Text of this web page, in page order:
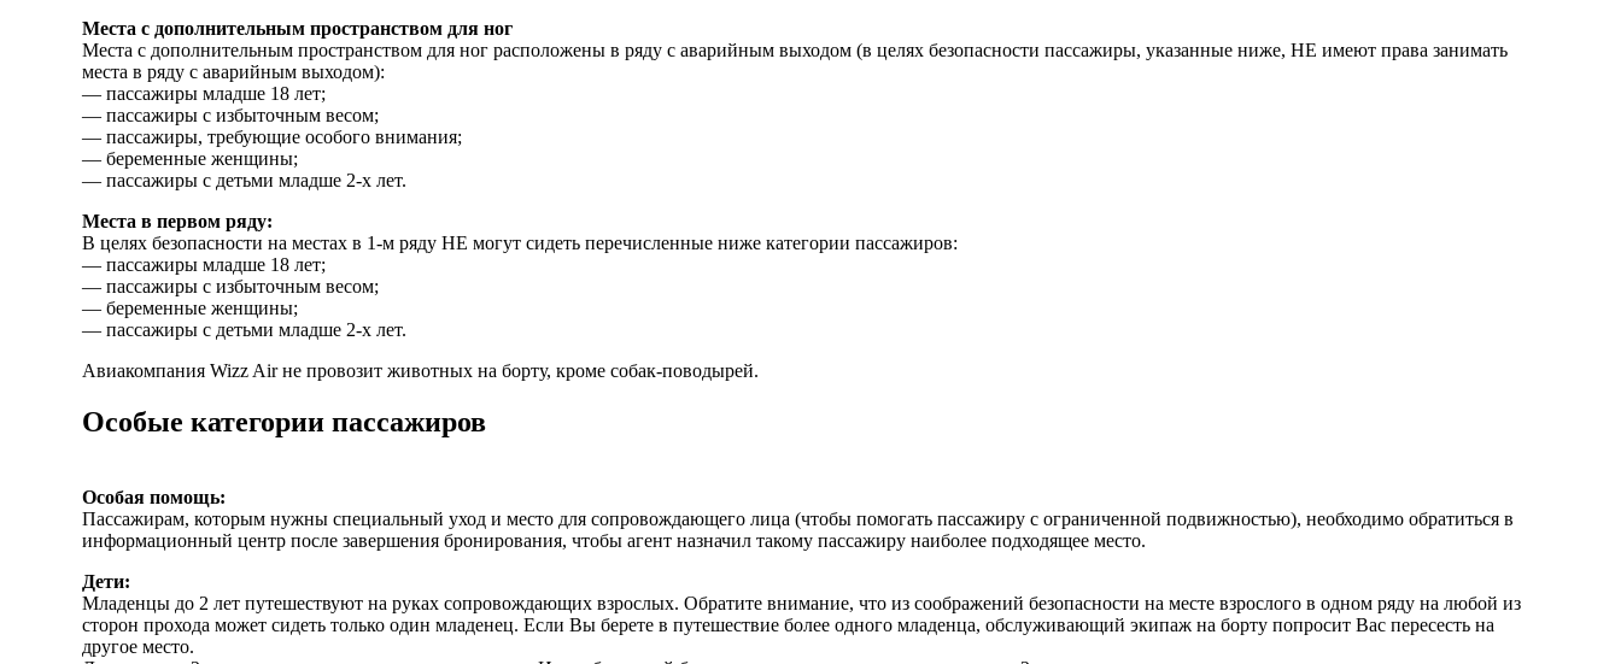
Места с дополнительным пространством для ног
Места с дополнительным пространством для ног расположены в ряду с аварийным выходом (в целях безопасности пассажиры, указанные ниже, НЕ имеют права занимать
места в ряду с аварийным выходом):
— пассажиры младше 18 лет;
— пассажиры с избыточным весом;
— пассажиры, требующие особого внимания;
— беременные женщины;
— пассажиры с детьми младше 2-х лет.
Места в первом ряду:
В целях безопасности на местах в 1-м ряду НЕ могут сидеть перечисленные ниже категории пассажиров:
— пассажиры младше 18 лет;
— пассажиры с избыточным весом;
— беременные женщины;
— пассажиры с детьми младше 2-х лет.
Авиакомпания Wizz Air не провозит животных на борту, кроме собак-поводырей.
Особые категории пассажиров
Особая помощь:
Пассажирам, которым нужны специальный уход и место для сопровождающего лица (чтобы помогать пассажиру с ограниченной подвижностью), необходимо обратиться в
информационный центр после завершения бронирования, чтобы агент назначил такому пассажиру наиболее подходящее место.
Дети:
Младенцы до 2 лет путешествуют на руках сопровождающих взрослых. Обратите внимание, что из соображений безопасности на месте взрослого в одном ряду на любой из
сторон прохода может сидеть только один младенец. Если Вы берете в путешествие более одного младенца, обслуживающий экипаж на борту попросит Вас пересесть на
другое место.